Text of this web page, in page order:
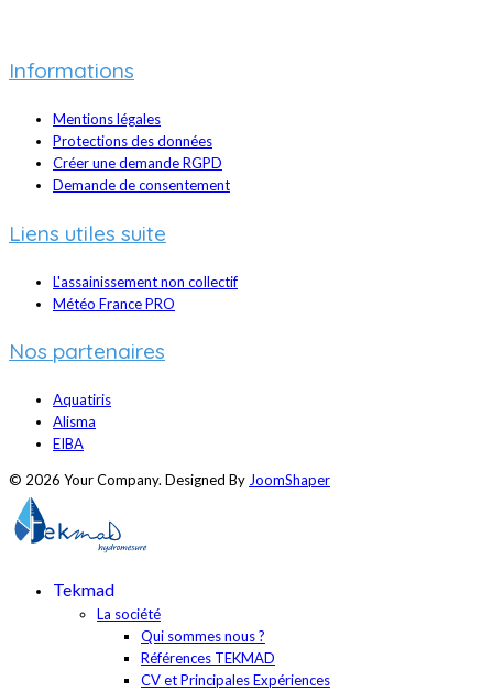
Informations
Mentions légales
Protections des données
Créer une demande RGPD
Demande de consentement
Liens utiles suite
L'assainissement non collectif
Météo France PRO
Nos partenaires
Aquatiris
Alisma
EIBA
© 2026 Your Company. Designed By JoomShaper
Tekmad
La société
Qui sommes nous ?
Références TEKMAD
CV et Principales Expériences